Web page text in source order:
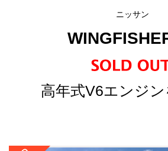
ニッサン
高年式V6エンジン